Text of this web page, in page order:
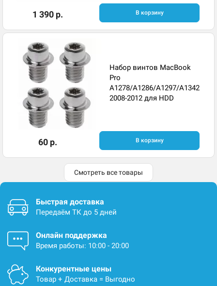
1 390 р. В корзину
Набор винтов MacBook
Pro
A1278/A1286/A1297/A1342
2008-2012 для HDD
60 р. В корзину
Смотреть все товары
Быстрая доставка
Передаём ТК до 5 дней
Онлайн поддержка
Время работы: 10:00 - 20:00
Конкурентные цены
Товар + Доставка = Выгодно